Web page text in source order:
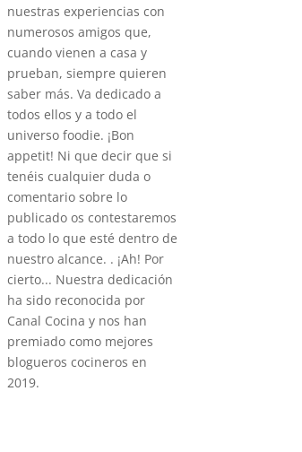
nuestras experiencias con
numerosos amigos que,
cuando vienen a casa y
prueban, siempre quieren
saber más. Va dedicado a
todos ellos y a todo el
universo foodie. ¡Bon
appetit! Ni que decir que si
tenéis cualquier duda o
comentario sobre lo
publicado os contestaremos
a todo lo que esté dentro de
nuestro alcance. . ¡Ah! Por
cierto... Nuestra dedicación
ha sido reconocida por
Canal Cocina y nos han
premiado como mejores
blogueros cocineros en
2019.